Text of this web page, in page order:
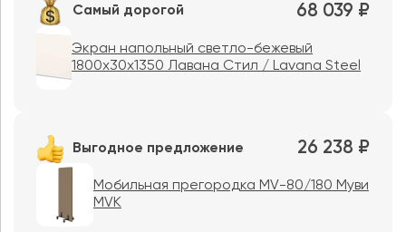
Самый дорогой 68 039 ₽
Экран напольный светло-бежевый
1800х30х1350 Лавана Стил / Lavana Steel
Выгодное предложение 26 238 ₽
Мобильная прегородка MV-80/180 Муви
MVK